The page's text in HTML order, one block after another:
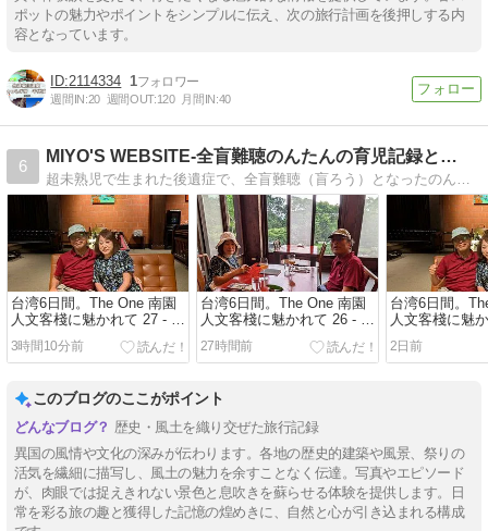
ポットの魅力やポイントをシンプルに伝え、次の旅行計画を後押しする内
容となっています。
2114334 1
週間IN:20 週間OUT:120 月間IN:40
6
MIYO'S WEBSITE-全盲難聴のんたんの育児記録と…
超未熟児で生まれた後遺症で、全盲難聴（盲ろう）となったのんたん、双子の妹あみちゃんと共に楽しく生きる家族のお話です。その他、ガンやベトナム日記など、話題はあれこれ。笑
台湾6日間。The One 南園
人文客棧に魅かれて 27 - 燕
來閣でレコード音楽会② /
ヨモギの薬湯と北麓草水
3時間10分前
台湾6日間。The One 南園
人文客棧に魅かれて 26 - 同
心樓で晩ごはん③ / 燕來閣
でレコード音楽会①（2026
27時間前
台湾6日間。
人文客棧に魅
心樓で晩ごは
6月30日/2日め
2日前
このブログのここがポイント
歴史・風土を織り交ぜた旅行記録
異国の風情や文化の深みが伝わります。各地の歴史的建築や風景、祭りの
活気を繊細に描写し、風土の魅力を余すことなく伝達。写真やエピソード
が、肉眼では捉えきれない景色と息吹きを蘇らせる体験を提供します。日
常を彩る旅の趣と獲得した記憶の煌めきに、自然と心が引き込まれる構成